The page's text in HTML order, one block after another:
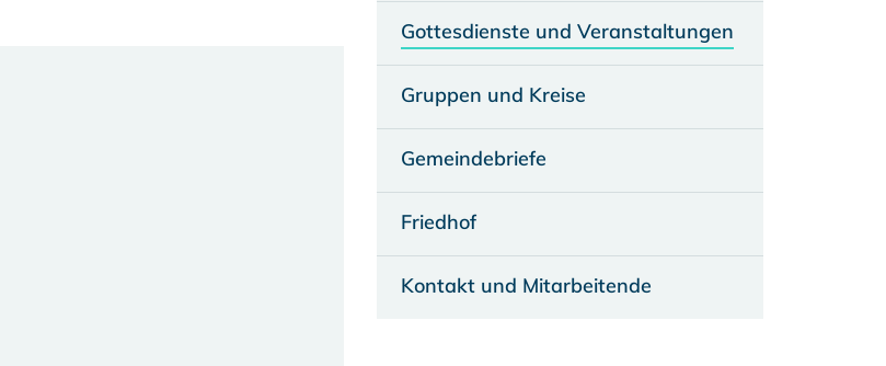
Gottesdienste und Veranstaltungen
Gruppen und Kreise
Gemeindebriefe
Friedhof
Kontakt und Mitarbeitende